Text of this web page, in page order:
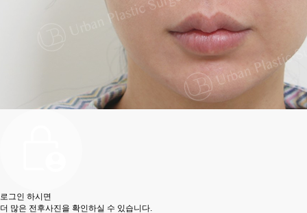
로그인 하시면
더 많은 전후사진을 확인하실 수 있습니다.